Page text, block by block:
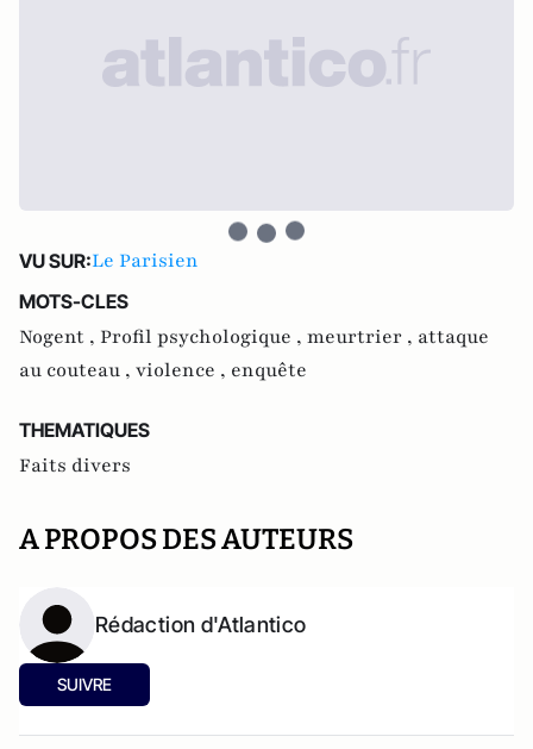
VU SUR:Le Parisien
MOTS-CLES
Nogent , Profil psychologique , meurtrier , attaque
au couteau , violence , enquête
THEMATIQUES
Faits divers
A PROPOS DES AUTEURS
Rédaction d'Atlantico
SUIVRE